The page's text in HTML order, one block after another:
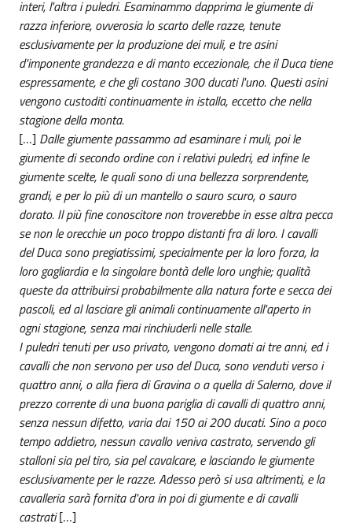
interi, l'altra i puledri. Esaminammo dapprima le giumente di
razza inferiore, ovverosia lo scarto delle razze, tenute
esclusivamente per la produzione dei muli, e tre asini
d'imponente grandezza e di manto eccezionale, che il Duca tiene
espressamente, e che gli costano 300 ducati l'uno. Questi asini
vengono custoditi continuamente in istalla, eccetto che nella
stagione della monta.
[…] Dalle giumente passammo ad esaminare i muli, poi le
giumente di secondo ordine con i relativi puledri, ed infine le
giumente scelte, le quali sono di una bellezza sorprendente,
grandi, e per lo più di un mantello o sauro scuro, o sauro
dorato. Il più fine conoscitore non troverebbe in esse altra pecca
se non le orecchie un poco troppo distanti fra di loro. I cavalli
del Duca sono pregiatissimi, specialmente per la loro forza, la
loro gagliardia e la singolare bontà delle loro unghie; qualità
queste da attribuirsi probabilmente alla natura forte e secca dei
pascoli, ed al lasciare gli animali continuamente all'aperto in
ogni stagione, senza mai rinchiuderli nelle stalle.
I puledri tenuti per uso privato, vengono domati ai tre anni, ed i
cavalli che non servono per uso del Duca, sono venduti verso i
quattro anni, o alla fiera di Gravina o a quella di Salerno, dove il
prezzo corrente di una buona pariglia di cavalli di quattro anni,
senza nessun difetto, varia dai 150 ai 200 ducati. Sino a poco
tempo addietro, nessun cavallo veniva castrato, servendo gli
stalloni sia pel tiro, sia pel cavalcare, e lasciando le giumente
esclusivamente per le razze. Adesso però si usa altrimenti, e la
cavalleria sarà fornita d'ora in poi di giumente e di cavalli
castrati[…]